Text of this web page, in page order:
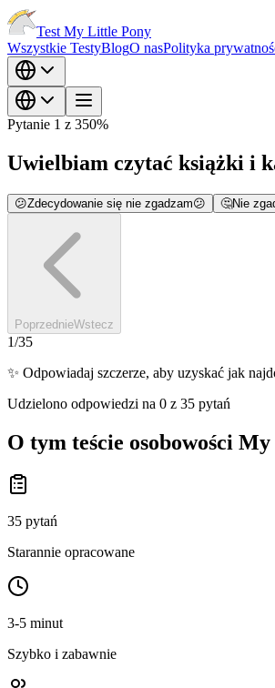
Test My Little Pony
Wszystkie TestyBlogO nasPolityka
Pytanie 1 z 350%
Uwielbiam czytać książki i
😕Zdecydowanie się nie zgadzam😕 🤔Nie
PoprzednieWstecz
1/35
✨ Odpowiadaj szczerze, aby uzyskać jak
Udzielono odpowiedzi na 0 z 35 pytań
O tym teście osobowości
35 pytań
Starannie opracowane
3-5 minut
Szybko i zabawnie